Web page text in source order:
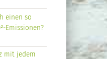
einen so
Emissionen?
mit jedem